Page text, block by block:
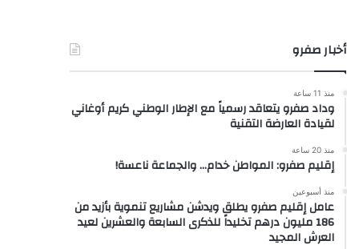
أخبار صفرو
منذ 11 ساعة
وداد صفرو يتعاقد رسمياً مع الإطار الوطني كريم أوغاني
لقيادة العارضة التقنية
منذ 20 ساعة
إقليم صفرو: المواطن خدام… والجماعة ناعسة!
منذ أسبوعين
عامل إقليم صفرو يطلق ويدشن مشاريع تنموية بأزيد من
186 مليون درهم تخليداً للذكرى السابعة والعشرين لعيد
العرش المجيد